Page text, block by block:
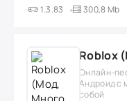
1.3.83 300,8 Mb
Roblox
Онлайн-
Андроид с
собой